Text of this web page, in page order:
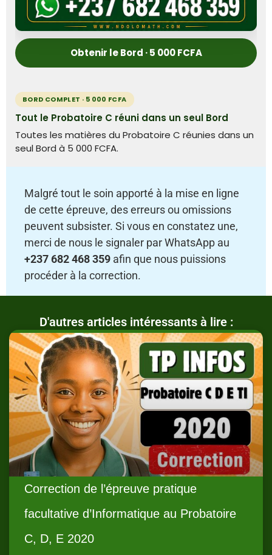
Obtenir le Bord · 5 000 FCFA
BORD COMPLET · 5 000 FCFA
Tout le Probatoire C réuni dans un seul Bord
Toutes les matières du Probatoire C réunies dans un
seul Bord à 5 000 FCFA.
Malgré tout le soin apporté à la mise en ligne
de cette épreuve, des erreurs ou omissions
peuvent subsister. Si vous en constatez une,
merci de nous le signaler par WhatsApp au
+237 682 468 359 afin que nous puissions
procéder à la correction.
D'autres articles intéressants à lire :
Correction de l’épreuve pratique
facultative d’Informatique au Probatoire
C, D, E 2020